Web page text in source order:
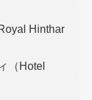
Hinthar
（Hotel